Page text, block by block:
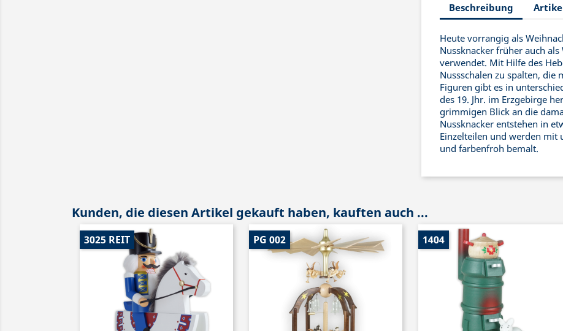
Beschreibung
Heute vorrangig als
Nussknacker früher auch
verwendet. Mit Hilfe des
Nussschalen zu spalten,
Figuren gibt es in
des 19. Jhr. im Erzgebirge
grimmigen Blick an die
Nussknacker entstehen in
Einzelteilen und werden mit
und farbenfroh bemalt.
Kunden, die diesen Artikel gekauft haben, kauften auch ...
3025 REIT PG 002 1404